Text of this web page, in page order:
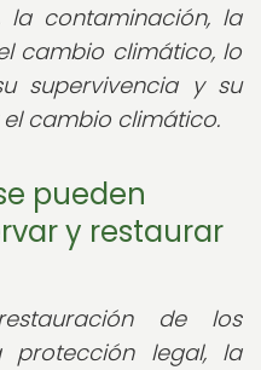
la contaminación, la
cambio climático, lo
supervivencia y su
cambio climático.
pueden
y restaurar
de los
legal, la